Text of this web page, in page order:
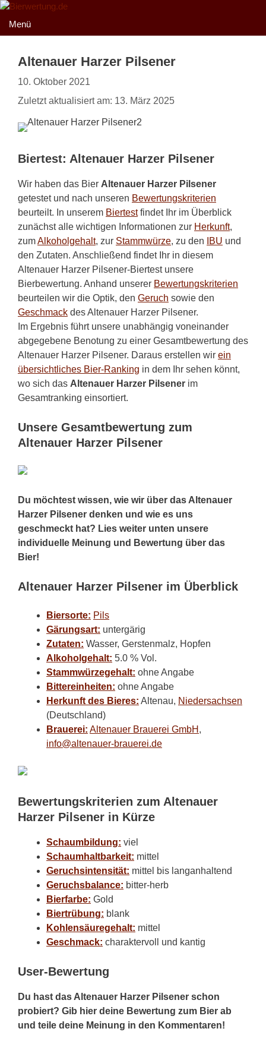
Zum
Inhalt
springen
Menü
Altenauer Harzer Pilsener
10. Oktober 2021
Zuletzt aktualisiert am: 13. März 2025
Biertest: Altenauer Harzer Pilsener
Wir haben das Bier Altenauer Harzer Pilsener
getestet und nach unseren Bewertungskriterien
beurteilt. In unserem Biertestfindet Ihr im Überblick
zunächst alle wichtigen Informationen zur Herkunft,
zumAlkoholgehalt, zur Stammwürze, zu den IBU und
den Zutaten. Anschließend findet Ihr in diesem
Altenauer Harzer Pilsener-Biertest unsere
Bierbewertung. Anhand unserer Bewertungskriterien
beurteilen wir die Optik, den Geruch sowie den
Geschmack des Altenauer Harzer Pilsener.
Im Ergebnis führt unsere unabhängig voneinander
abgegebene Benotung zu einer Gesamtbewertung des
Altenauer Harzer Pilsener. Daraus erstellen wir ein
übersichtliches Bier-Ranking in dem Ihr sehen könnt,
wo sich das Altenauer Harzer Pilsener im
Gesamtranking einsortiert.
Unsere Gesamtbewertung zum
Altenauer Harzer Pilsener
Du möchtest wissen, wie wir über das Altenauer
Harzer Pilsener denken und wie es uns
geschmeckt hat? Lies weiter unten unsere
individuelle Meinung und Bewertung über das
Bier!
Altenauer Harzer Pilsener im Überblick
Biersorte: Pils
Gärungsart: untergärig
Zutaten: Wasser, Gerstenmalz, Hopfen
Alkoholgehalt: 5.0 % Vol.
Stammwürzegehalt: ohne Angabe
Bittereinheiten: ohne Angabe
Herkunft des Bieres: Altenau, Niedersachsen
(Deutschland)
Brauerei: Altenauer Brauerei GmbH ,
info@altenauer-brauerei.de
Bewertungskriterien zum Altenauer
Harzer Pilsener in Kürze
Schaumbildung: viel
Schaumhaltbarkeit: mittel
Geruchsintensität: mittel bis langanhaltend
Geruchsbalance: bitter-herb
Bierfarbe: Gold
Biertrübung: blank
Kohlensäuregehalt: mittel
Geschmack: charaktervoll und kantig
User-Bewertung
Du hast das Altenauer Harzer Pilsener schon
probiert? Gib hier deine Bewertung zum Bier ab
und teile deine Meinung in den Kommentaren!